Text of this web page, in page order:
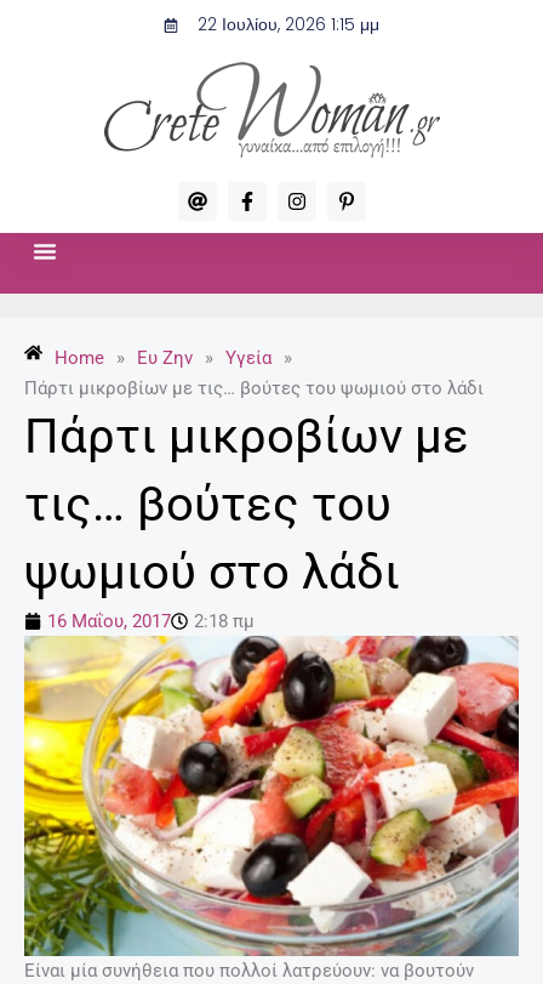
22 Ιουλίου, 2026 1:15 μμ
A
t
F
a
c
f
I
n
s
P
i
n
p
Home » Ευ Ζην » Υγεία
»
Πάρτι μικροβίων με τις… βούτες του ψωμιού στο λάδι
Πάρτι μικροβίων με
τις… βούτες του
ψωμιού στο λάδι
16 Μαΐου, 2017 2:18 πμ
Είναι μία συνήθεια που πολλοί λατρεύουν: να βουτούν